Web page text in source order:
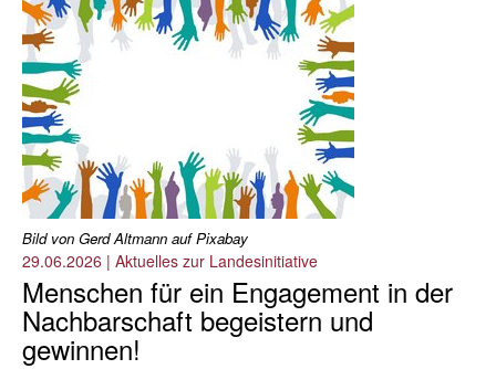
Bild von Gerd Altmann auf Pixabay
29.06.2026 | Aktuelles zur Landesinitiative
Menschen für ein Engagement in der
Nachbarschaft begeistern und
gewinnen!